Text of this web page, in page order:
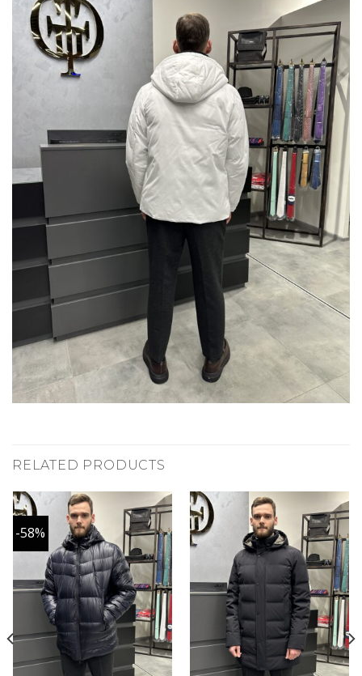
RELATED PRODUCTS
-58%